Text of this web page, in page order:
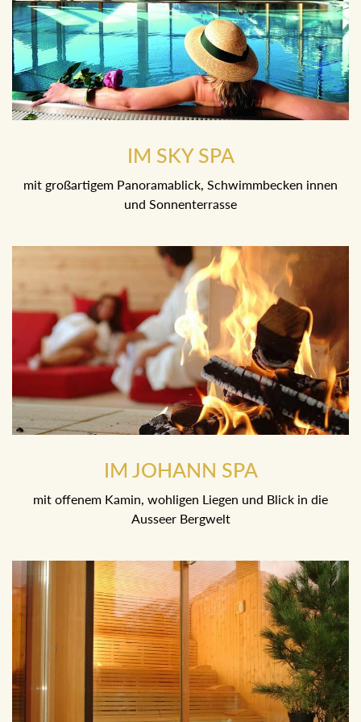
IM SKY SPA
mit großartigem Panoramablick, Schwimmbecken innen
und Sonnenterrasse
IM JOHANN SPA
mit offenem Kamin, wohligen Liegen und Blick in die
Ausseer Bergwelt